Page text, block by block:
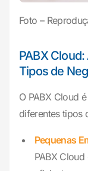
Foto –
PABX
Tipos de
O PABX Cloud
diferentes tipos
Pequenas
PABX